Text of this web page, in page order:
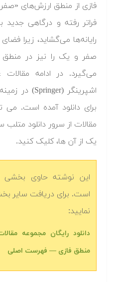
فازی از منطق ارزش‌های
فراتر رفته و درگاهی جدید
رایانه‌ها می‌گشاید، زیرا
صفر و یک را نیز در منطق
می‌گیرد. در ادامه مقالات
برای دانلود آمده است. می
مقالات از سرور دانلود متلب
یک از آن ها، کلیک کنید.
این نوشته حاوی بخشی
است. برای دریافت سایر
نمایید:
دانلود رایگان مجموعه
منطق فازی — فهرست اصلی